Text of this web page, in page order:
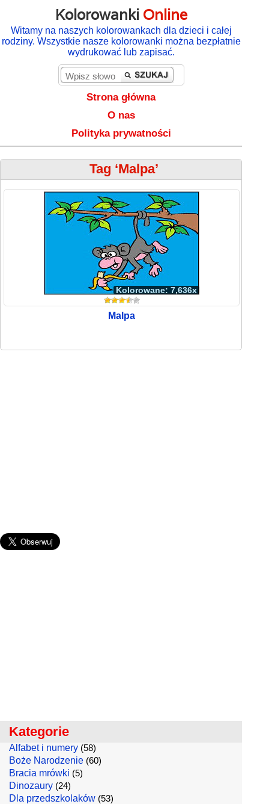
Kolorowanki Online
Witamy na naszych kolorowankach dla dzieci i całej
rodziny. Wszystkie nasze kolorowanki można bezpłatnie
wydrukować lub zapisać.
Strona główna
O nas
Polityka prywatności
Tag ‘Malpa’
Kolorowane: 7,636x
Malpa
Kategorie
Alfabet i numery (58)
Boże Narodzenie (60)
Bracia mrówki (5)
Dinozaury (24)
Dla przedszkolaków (53)